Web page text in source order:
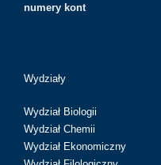
numery kont
Wydziały
Wydział Biologii
Wydział Chemii
Wydział Ekonomiczny